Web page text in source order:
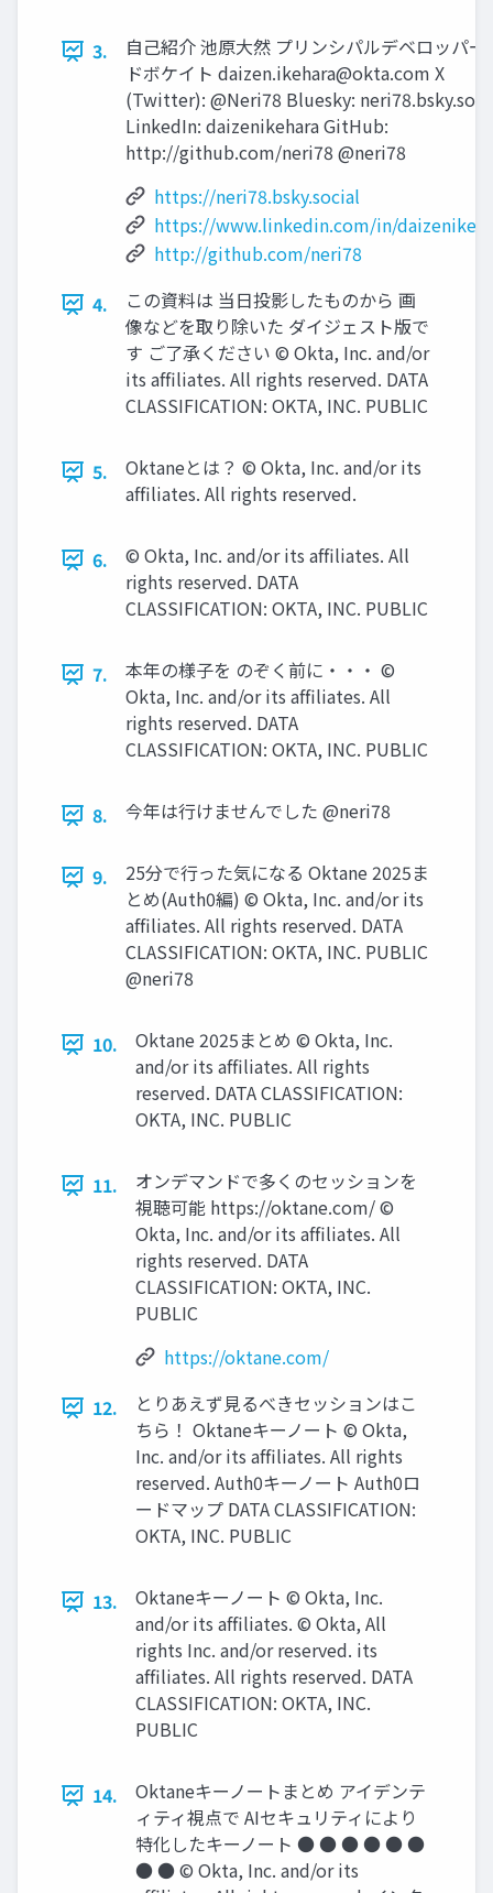
3.
⾃⼰紹介 池原⼤然 プリンシパルデベロッパー
ドボケイト daizen.ikehara@okta.com X
(Twitter): @Neri78 Bluesky:
LinkedIn: daizenikehara GitHub:
http://github.com/neri78 @neri78
https://neri78.bsky.social
https://www.linkedin.com/in/
http://github.com/neri78
4.
この資料は 当⽇投影したものから 画
像などを取り除いた ダイジェスト版で
す ご了承ください © Okta, Inc. and/or
its afﬁliates. All rights reserved. DATA
CLASSIFICATION: OKTA, INC. PUBLIC
5.
Oktaneとは？ © Okta, Inc. and/or its
afﬁliates. All rights reserved.
6.
© Okta, Inc. and/or its afﬁliates. All
rights reserved. DATA
CLASSIFICATION: OKTA, INC. PUBLIC
7.
本年の様⼦を のぞく前に‧‧‧ ©
Okta, Inc. and/or its afﬁliates. All
rights reserved. DATA
CLASSIFICATION: OKTA, INC. PUBLIC
8. 今年は⾏けませんでした @neri78
9.
25分で⾏った気になる Oktane 2025ま
とめ(Auth0編) © Okta, Inc. and/or its
afﬁliates. All rights reserved. DATA
CLASSIFICATION: OKTA, INC. PUBLIC
@neri78
10.
Oktane 2025まとめ © Okta, Inc.
and/or its afﬁliates. All rights
reserved. DATA CLASSIFICATION:
OKTA, INC. PUBLIC
11.
オンデマンドで多くのセッションを
視聴可能 https://oktane.com/ ©
Okta, Inc. and/or its afﬁliates. All
rights reserved. DATA
CLASSIFICATION: OKTA, INC.
PUBLIC
https://oktane.com/
12.
とりあえず⾒るべきセッションはこ
ちら！ Oktaneキーノート © Okta,
Inc. and/or its afﬁliates. All rights
reserved. Auth0キーノート Auth0ロ
ードマップ DATA CLASSIFICATION:
OKTA, INC. PUBLIC
13.
Oktaneキーノート © Okta, Inc.
and/or its afﬁliates. © Okta, All
rights Inc. and/or reserved. its
afﬁliates. All rights reserved. DATA
CLASSIFICATION: OKTA, INC.
PUBLIC
14.
Oktaneキーノートまとめ アイデンテ
ィティ視点で AIセキュリティにより
特化したキーノート ● ● ● ● ● ●
● ● © Okta, Inc. and/or its